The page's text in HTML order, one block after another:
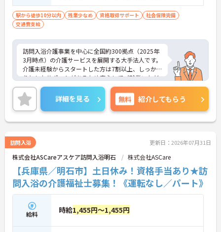
駅から徒歩10分以内 残業少なめ 資格取得サポート
社会保険完備
交通費支給
訪問入浴介護事業を中心に全国約300拠点（2025年
3月時点）の介護サービスを展開する大手法人です。
介護未経験からスタートした方は7割以上、しっか
りとしたサポートがあるため安心してご就業いただ
けます。お風呂に入れなくて困っている方に、手を
差し伸べてあげられるとてもやりがいのあるお仕事
です。ご興味ある方には、面接対策ポイントなど、
さらに詳細をお話しいたしますのでお気軽にご相談
ください！
詳細を見る 無料 紹介してもらう
訪問入浴 更新日：2026年07月31日
株式会社ASCareアスケア訪問入浴明石 株式会社ASCare
【兵庫県／明石市】土日休み！資格手当あり★訪
問入浴の介護福祉士募集！《運転なし／パート》
給料 時給1,455円～1,455円